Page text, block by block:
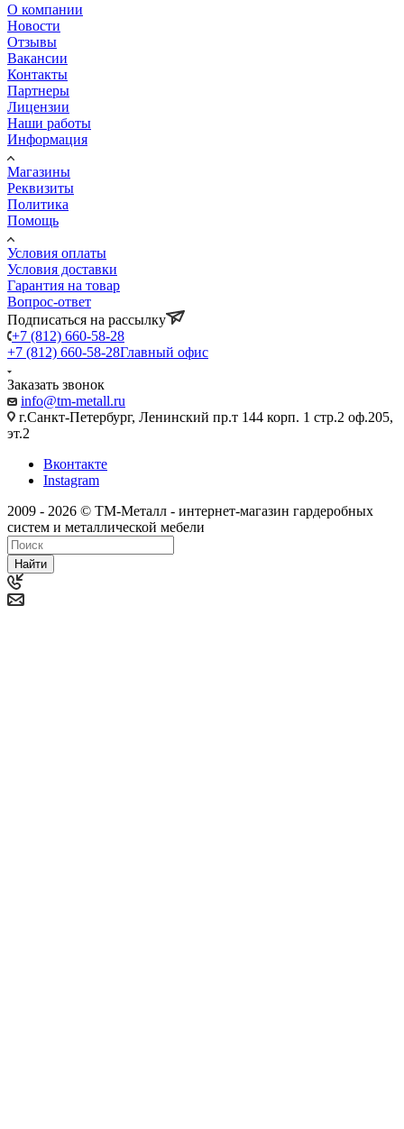
О компании
Новости
Отзывы
Вакансии
Контакты
Партнеры
Лицензии
Наши работы
Информация
Магазины
Реквизиты
Политика
Помощь
Условия оплаты
Условия доставки
Гарантия на товар
Вопрос-ответ
Подписаться на рассылку
+7 (812) 660-58-28
+7 (812) 660-58-28Главный офис
Заказать звонок
info@tm-metall.ru
г.Санкт-Петербург, Ленинский пр.т 144 корп. 1 стр.2 оф.205,
эт.2
Вконтакте
Instagram
2009 - 2026 © ТМ-Металл - интернет-магазин гардеробных
систем и металлической мебели
Найти